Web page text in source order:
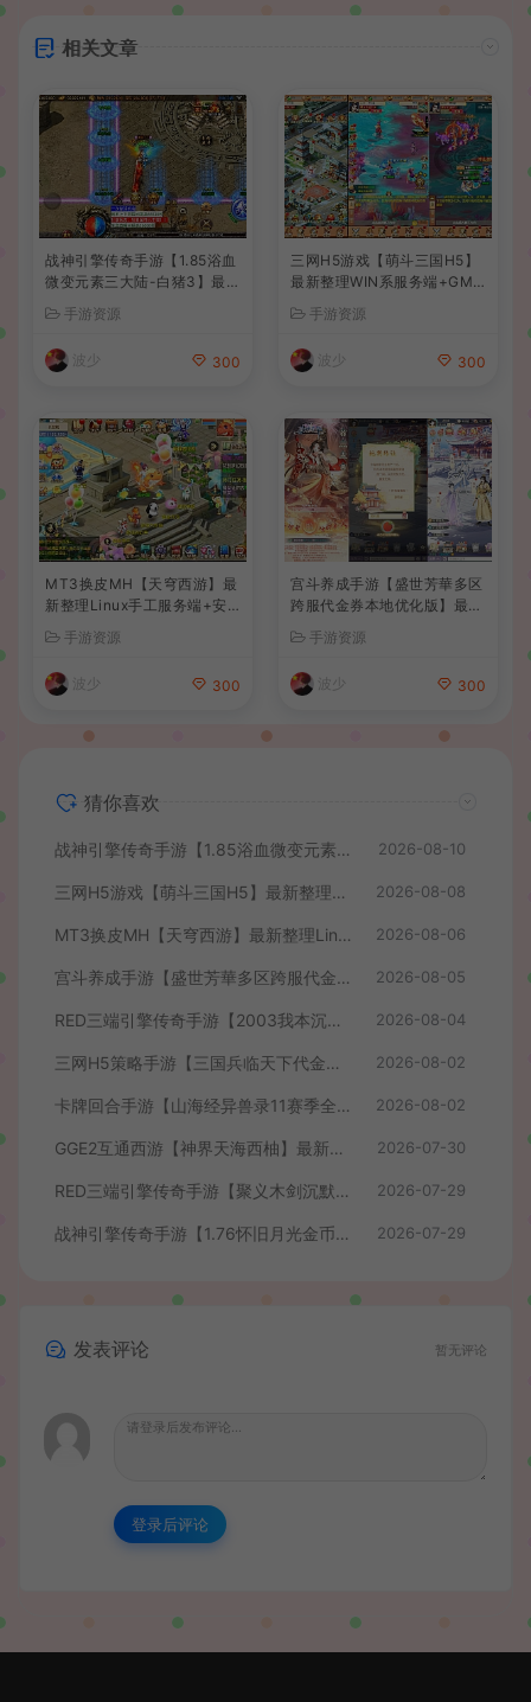
相关文章
战神引擎传奇手游【1.85浴血
微变元素三大陆-白猪3】最新
整理Win系复古服务端+安卓
苹果双端+GM授权后台+详细
搭建教程
手游资源
波少 300
三网H5游戏【萌斗三国H5】
最新整理WIN系服务端+GM
后台+详细搭建教程
手游资源
波少 300
MT3换皮MH【天穹西游】最
新整理Linux手工服务端+安
卓苹果双端+GM后台+详细搭
建教程+全套源码+视频教程
手游资源
波少 300
宫斗养成手游【盛世芳華多区
跨服代金券本地优化版】最新
整理单机一键即玩端+Linux
手工服务端+CDK授权后台
+安卓+详细搭建教程
手游资源
波少 300
猜你喜欢
战神引擎传奇手游【1.85浴血微变元素三大陆-白猪3】最新整理Win系复古服务端+安卓苹果双端+GM授权后台+详细搭建教程 2026-08-10
三网H5游戏【萌斗三国H5】最新整理WIN系服务端+GM后台+详细搭建教程 2026-08-08
MT3换皮MH【天穹西游】最新整理Linux手工服务端+安卓苹果双端+GM后台+详细搭建教程+全套源码+视频教程 2026-08-06
宫斗养成手游【盛世芳華多区跨服代金券本地优化版】最新整理单机一键即玩端+Linux手工服务端+CDK授权后台+安卓+详细搭建教程 2026-08-05
RED三端引擎传奇手游【2003我本沉默】最新整理Win系服务端+安卓苹果PC三端+详细搭建教程 2026-08-04
三网H5策略手游【三国兵临天下代金券内购七合修复版】最新整理单机一键即玩镜像端+Linux手工服务端+管理后台+GM授权后台+简易安卓客户端+详细搭建教程+视频教程 2026-08-02
卡牌回合手游【山海经异兽录11赛季全人物代金券内购版】最新整理WIN系服务端+授权GM后台+管理后台+热更修改工具+安卓+详细搭建教程 2026-08-02
GGE2互通西游【神界天海西柚】最新整理Win系服务端+安卓苹果PC三端+内置GM工具+全套源码+详细搭建教程+视频教程 2026-07-30
RED三端引擎传奇手游【聚义木剑沉默高仿嘟嘟沉默】最新整理Win系服务端+安卓苹果PC三端+详细搭建教程 2026-07-29
战神引擎传奇手游【1.76怀旧月光金币版】最新整理Win系复古服务端+安卓苹果双端+GM授权物品后台+详细搭建教程 2026-07-29
发表评论 暂无评论
登录后评论